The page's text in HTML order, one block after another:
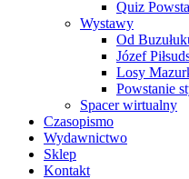
Quiz
Wystawy
Od
Józef
Losy
Powstanie
Spacer wirtualny
Czasopismo
Wydawnictwo
Sklep
Kontakt